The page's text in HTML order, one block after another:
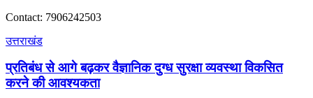
Contact: 7906242503
उत्तराखंड
प्रतिबंध से आगे बढ़कर वैज्ञानिक दुग्ध सुरक्षा व्यवस्था विकसित
करने की आवश्यकता